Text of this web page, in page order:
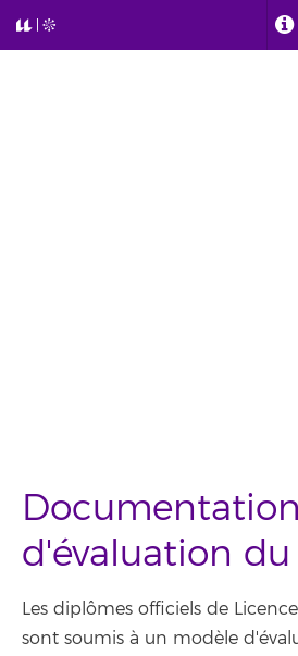
Documentation
d'évaluation
Les diplômes officiels de
sont soumis à un modèle